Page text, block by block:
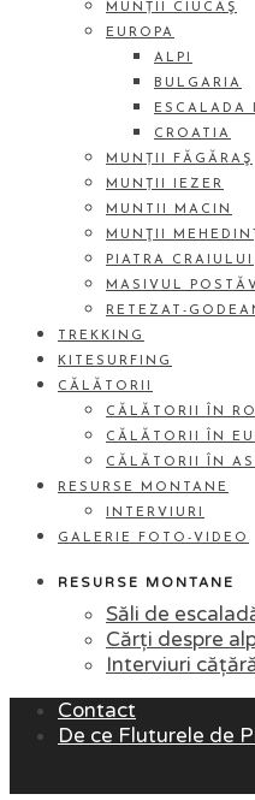
MUNȚII CIUCAŞ
EUROPA
ALPI
BULGARIA
ESCALADA
CROATIA
MUNȚII FĂGĂRAŞ
MUNȚII IEZER
MUNTII MACIN
MUNŢII
PIATRA CRAIULUI
MASIVUL
RETEZAT-
TREKKING
KITESURFING
CĂLĂTORII
CĂLĂTORII ÎN
CĂLĂTORII ÎN
CĂLĂTORII ÎN
RESURSE MONTANE
INTERVIURI
GALERIE FOTO-VIDEO
RESURSE MONTANE
Săli de
Cărți despre
Interviuri
Contact
De ce Fluturele de